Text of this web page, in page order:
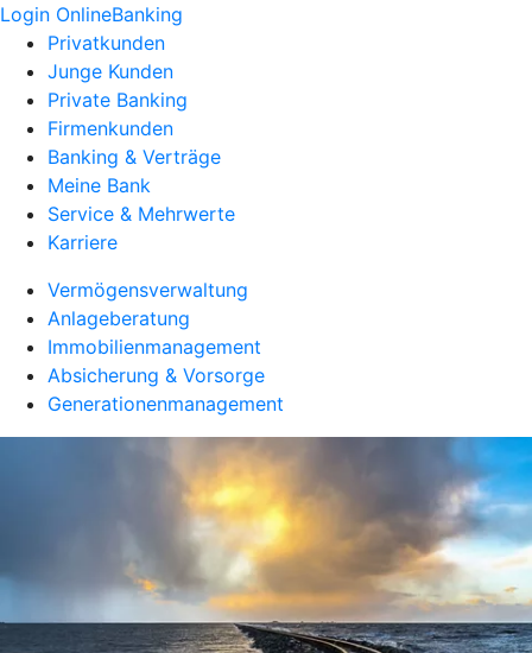
Login OnlineBanking
Privatkunden
Junge Kunden
Private Banking
Firmenkunden
Banking & Verträge
Meine Bank
Service & Mehrwerte
Karriere
Vermögensverwaltung
Anlageberatung
Immobilienmanagement
Absicherung & Vorsorge
Generationenmanagement